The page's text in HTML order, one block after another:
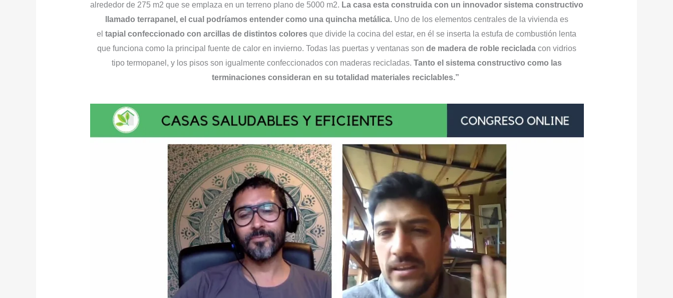
alrededor de 275 m2 que se emplaza en un terreno plano de 5000 m2. La casa esta construida con un innovador sistema constructivo
llamado terrapanel, el cual podríamos entender como una quincha metálica.Uno de los elementos centrales de la vivienda es
el tapial confeccionado con arcillas de distintos colores que divide la cocina del estar, en él se inserta la estufa de combustión lenta
que funciona como la principal fuente de calor en invierno. Todas las puertas y ventanas son de madera de roble recicladacon vidrios
tipo termopanel, y los pisos son igualmente confeccionados con maderas recicladas. Tanto el sistema constructivo como las
terminaciones consideran en su totalidad materiales reciclables.”